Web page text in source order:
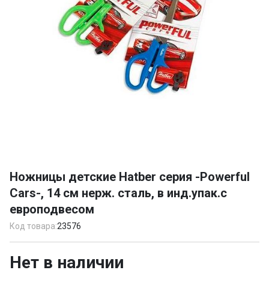
of
1
Ножницы детские Hatber серия -Powerful
Cars-, 14 см нерж. сталь, в инд.упак.с
европодвесом
Код товара:23576
Нет в наличии